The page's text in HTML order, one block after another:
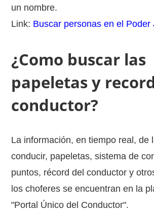
un nombre.
Link: Buscar personas en el Poder
¿Como buscar las
papeletas y
conductor?
La información, en tiempo real, de
conducir, papeletas, sistema de
puntos, récord del conductor y
los choferes se encuentran en la
"Portal Único del Conductor".